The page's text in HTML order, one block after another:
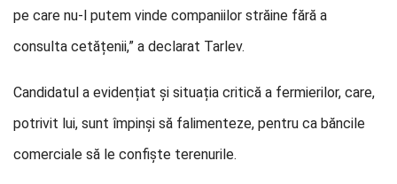
pe care nu-l putem vinde companiilor străine fără a
consulta cetățenii,” a declarat Tarlev.
Candidatul a evidențiat și situația critică a fermierilor, care,
potrivit lui, sunt împinși să falimenteze, pentru ca băncile
comerciale să le confişte terenurile.